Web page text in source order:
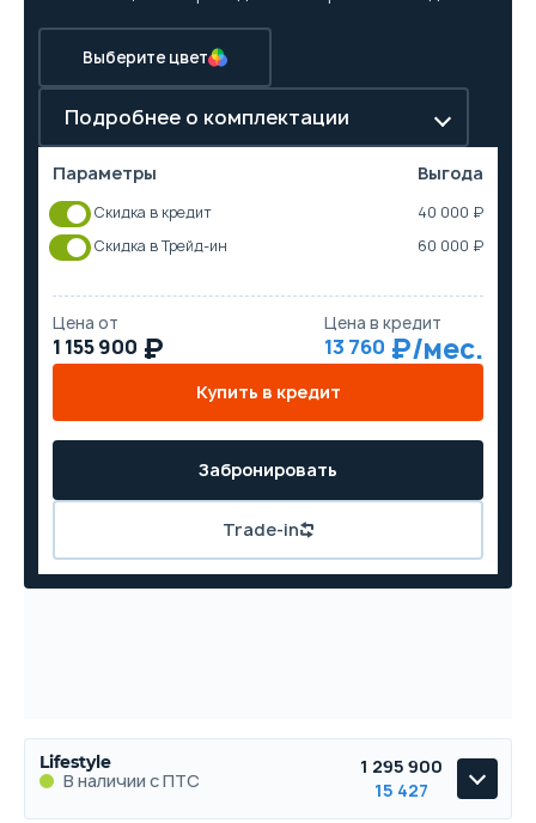
Выберите цвет
Подробнее о комплектации
Параметры Выгода
Скидка в кредит
40 000 ₽
Скидка в Трейд-ин
60 000 ₽
Цена от
1 155 900
Цена в кредит
13 760
Купить в кредит
Trade-in
Забронировать
Lifestyle
В наличии с ПТС
1 295 900
15 427